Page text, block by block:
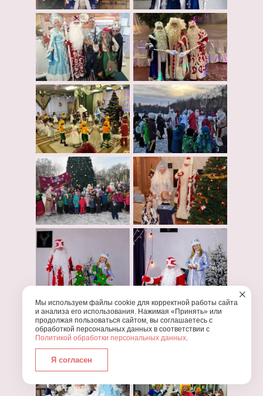
Мы используем файлы cookie для корректной работы сайта
и анализа его использования. Нажимая «Принять» или
продолжая пользоваться сайтом, вы соглашаетесь с
обработкой персональных данных в соответствии с
Политикой обработки персональных данных.
Я согласен